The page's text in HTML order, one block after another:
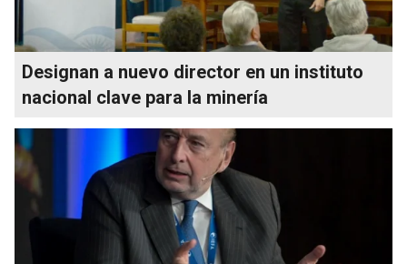
Designan a nuevo director en un instituto
nacional clave para la minería